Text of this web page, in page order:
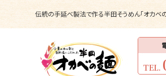
伝統の手延べ製法で作る半田そうめん「オカベ
TEL.